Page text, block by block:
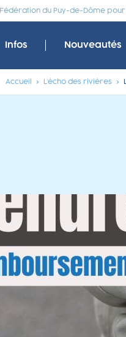
Fédération du Puy-de-Dôme
Infos Nouveautés
Accueil L’écho des rivières